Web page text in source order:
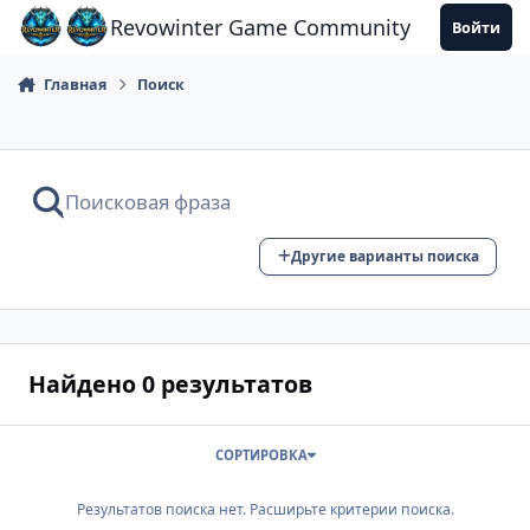
Перейти к содержаниюRevowinter Game Community Войти
Главная Поиск
Другие варианты поиска
Найдено 0 результатов
СОРТИРОВКА
Результатов поиска нет. Расширьте критерии поиска.